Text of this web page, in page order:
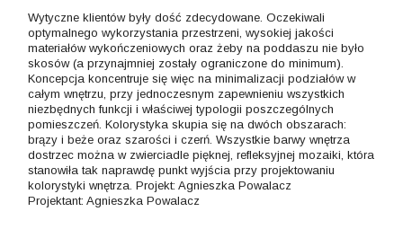
Wytyczne klientów były dość zdecydowane. Oczekiwali
optymalnego wykorzystania przestrzeni, wysokiej jakości
materiałów wykończeniowych oraz żeby na poddaszu nie było
skosów (a przynajmniej zostały ograniczone do minimum).
Koncepcja koncentruje się więc na minimalizacji podziałów w
całym wnętrzu, przy jednoczesnym zapewnieniu wszystkich
niezbędnych funkcji i właściwej typologii poszczególnych
pomieszczeń. Kolorystyka skupia się na dwóch obszarach:
brązy i beże oraz szarości i czerń. Wszystkie barwy wnętrza
dostrzec można w zwierciadle pięknej, refleksyjnej mozaiki, która
stanowiła tak naprawdę punkt wyjścia przy projektowaniu
kolorystyki wnętrza. Projekt: Agnieszka Powalacz
Projektant: Agnieszka Powalacz